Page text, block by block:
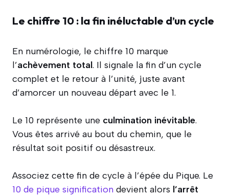
Le chiffre 10 : la fin inéluctable d’un cycle
En numérologie, le chiffre 10 marque
l’achèvement total. Il signale la fin d’un cycle
complet et le retour à l’unité, juste avant
d’amorcer un nouveau départ avec le 1.
Le 10 représente une culmination inévitable.
Vous êtes arrivé au bout du chemin, que le
résultat soit positif ou désastreux.
Associez cette fin de cycle à l’épée du Pique. Le
10 de pique signification devient alors l’arrêt